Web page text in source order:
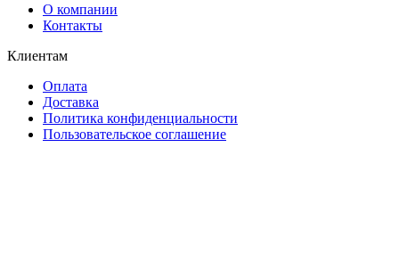
О компании
Контакты
Клиентам
Оплата
Доставка
Политика конфиденциальности
Пользовательское соглашение